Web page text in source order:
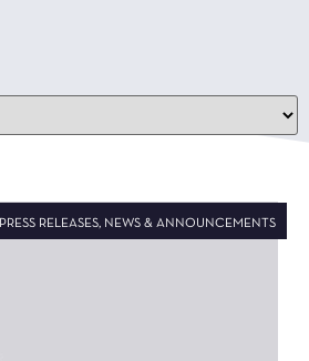
PRESS RELEASES, NEWS & ANNOUNCEMENTS